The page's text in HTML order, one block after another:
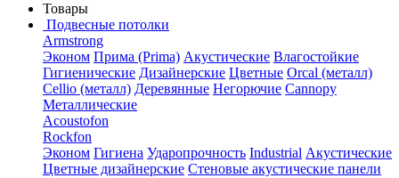
Товары
Подвесные потолки
Armstrong
Эконом Прима (Prima) Акустические Влагостойкие
Гигиенические Дизайнерские Цветные Orcal (металл)
Cellio (металл) Деревянные Негорючие Cannopy
Металлические
Acoustofon
Rockfon
Эконом Гигиена Ударопрочность Industrial Акустические
Цветные дизайнерские Стеновые акустические панели